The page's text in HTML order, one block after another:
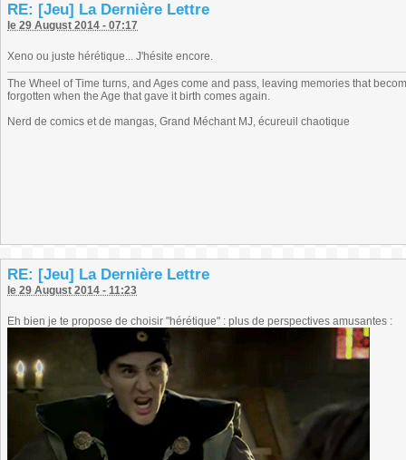
RE: [Jeu] La Dernière Lettre
le 29 August 2014 - 07:17
Xeno ou juste hérétique... J'hésite encore.
The Wheel of Time turns, and Ages come and pass, leaving memories that
forgotten when the Age that gave it birth comes again.
Nerd de comics et de mangas, Grand Méchant MJ, écureuil chaotique
RE: [Jeu] La Dernière Lettre
le 29 August 2014 - 11:23
Eh bien je te propose de choisir "hérétique" : plus de perspectives amusantes :